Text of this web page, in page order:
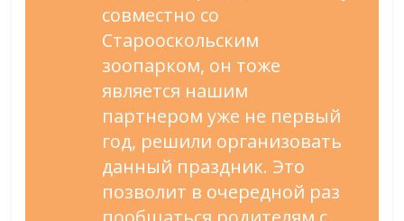
совместно со
Старооскольским
зоопарком, он тоже
является нашим
партнером уже не первый
год, решили организовать
данный праздник. Это
позволит в очередной раз